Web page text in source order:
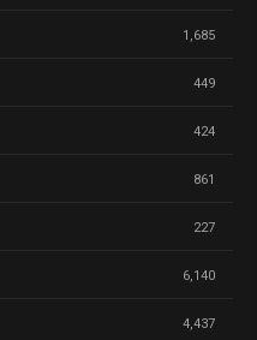
1,685
449
424
861
227
6,140
4,437